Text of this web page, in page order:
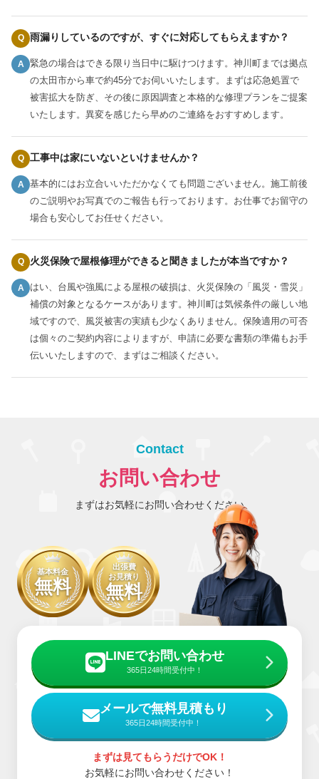
Q 雨漏りしているのですが、すぐに対応してもらえますか？
A
緊急の場合はできる限り当日中に駆けつけます。神川町までは拠点
の太田市から車で約45分でお伺いいたします。まずは応急処置で
被害拡大を防ぎ、その後に原因調査と本格的な修理プランをご提案
いたします。異変を感じたら早めのご連絡をおすすめします。
Q 工事中は家にいないといけませんか？
A
基本的にはお立合いいただかなくても問題ございません。施工前後
のご説明やお写真でのご報告も行っております。お仕事でお留守の
場合も安心してお任せください。
Q 火災保険で屋根修理ができると聞きましたが本当ですか？
A
はい、台風や強風による屋根の破損は、火災保険の「風災・雪災」
補償の対象となるケースがあります。神川町は気候条件の厳しい地
域ですので、風災被害の実績も少なくありません。保険適用の可否
は個々のご契約内容によりますが、申請に必要な書類の準備もお手
伝いいたしますので、まずはご相談ください。
Contact
お問い合わせ
まずはお気軽にお問い合わせください
基本料金
無料
出張費
お見積り
無料
LINEでお問い合わせ
365日24時間受付中！
メールで無料見積もり
365日24時間受付中！
まずは見てもらうだけでOK！
お気軽にお問い合わせください！